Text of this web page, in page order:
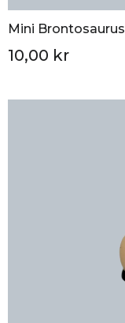
Mini Brontosaurus
10,00 kr